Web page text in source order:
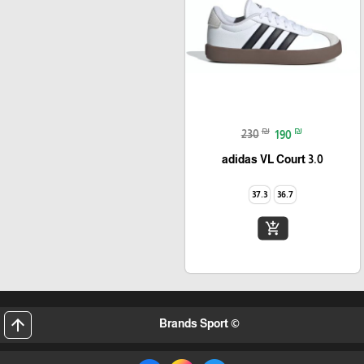
230 ₪ 190 ₪
adidas VL Court 3.0
36.7
37.3
add_shopping_cart
© Brands Sport
arrow_upward